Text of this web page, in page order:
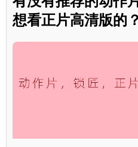
想看正片高清版的？